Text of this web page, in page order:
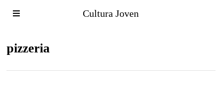
Cultura Joven
pizzeria